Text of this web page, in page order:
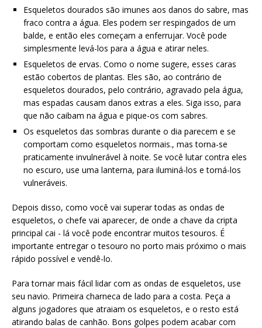
Esqueletos dourados são imunes aos danos do sabre, mas
fraco contra a água. Eles podem ser respingados de um
balde, e então eles começam a enferrujar. Você pode
simplesmente levá-los para a água e atirar neles.
Esqueletos de ervas. Como o nome sugere, esses caras
estão cobertos de plantas. Eles são, ao contrário de
esqueletos dourados, pelo contrário, agravado pela água,
mas espadas causam danos extras a eles. Siga isso, para
que não caibam na água e pique-os com sabres.
Os esqueletos das sombras durante o dia parecem e se
comportam como esqueletos normais., mas torna-se
praticamente invulnerável à noite. Se você lutar contra eles
no escuro, use uma lanterna, para iluminá-los e torná-los
vulneráveis.
Depois disso, como você vai superar todas as ondas de
esqueletos, o chefe vai aparecer, de onde a chave da cripta
principal cai - lá você pode encontrar muitos tesouros. É
importante entregar o tesouro no porto mais próximo o mais
rápido possível e vendê-lo.
Para tornar mais fácil lidar com as ondas de esqueletos, use
seu navio. Primeira charneca de lado para a costa. Peça a
alguns jogadores que atraiam os esqueletos, e o resto está
atirando balas de canhão. Bons golpes podem acabar com